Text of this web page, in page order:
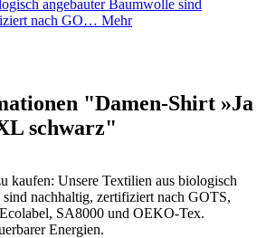
angebauter Baumwolle sind
nach GO… Mehr
"Damen-Shirt »Ja
schwarz"
kaufen: Unsere Textilien aus biologisch
nachhaltig, zertifiziert nach GOTS,
SA8000 und OEKO-Tex.
Energien.